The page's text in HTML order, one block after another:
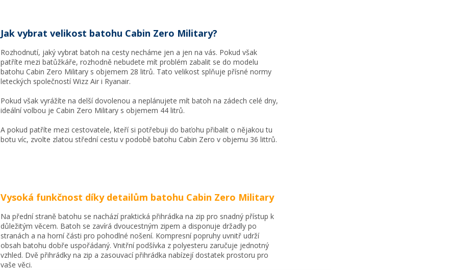
Jak vybrat velikost batohu Cabin Zero Military?
Rozhodnutí, jaký vybrat batoh na cesty necháme jen a jen na vás. Pokud však
patříte mezi batůžkáře, rozhodně nebudete mít problém zabalit se do modelu
batohu Cabin Zero Military s objemem 28 litrů. Tato velikost splňuje přísné normy
leteckých společností Wizz Air i Ryanair.
Pokud však vyrážíte na delší dovolenou a neplánujete mít batoh na zádech celé dny,
ideální volbou je Cabin Zero Military s objemem 44 litrů.
A pokud patříte mezi cestovatele, kteří si potřebuji do baťohu přibalit o nějakou tu
botu víc, zvolte zlatou střední cestu v podobě batohu Cabin Zero v objemu 36 littrů.
Vysoká funkčnost díky detailům batohu Cabin Zero Military
Na přední straně batohu se nachází praktická přihrádka na zip pro snadný přístup k
důležitým věcem. Batoh se zavírá dvoucestným zipem a disponuje držadly po
stranách a na horní části pro pohodlné nošení. Kompresní popruhy uvnitř udrží
obsah batohu dobře uspořádaný. Vnitřní podšívka z polyesteru zaručuje jednotný
vzhled. Dvě přihrádky na zip a zasouvací přihrádka nabízejí dostatek prostoru pro
vaše věci.